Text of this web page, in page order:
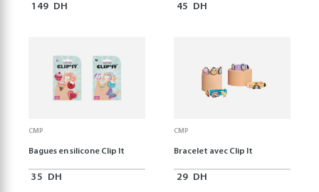
149 DH 45 DH
CMP
Bagues en silicone Clip It
35 DH
CMP
Bracelet avec Clip It
29 DH